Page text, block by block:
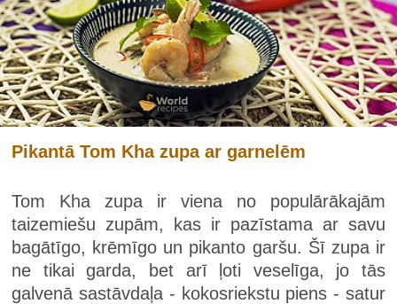
Pikantā Tom Kha zupa ar garnelēm
Tom Kha zupa ir viena no populārākajām
taizemiešu zupām, kas ir pazīstama ar savu
bagātīgo, krēmīgo un pikanto garšu. Šī zupa ir
ne tikai garda, bet arī ļoti veselīga, jo tās
galvenā sastāvdaļa - kokosriekstu piens - satur